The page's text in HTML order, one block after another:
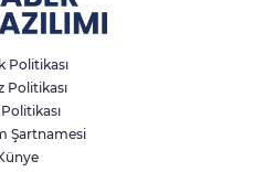
Politikası
Politikası
Şartnamesi